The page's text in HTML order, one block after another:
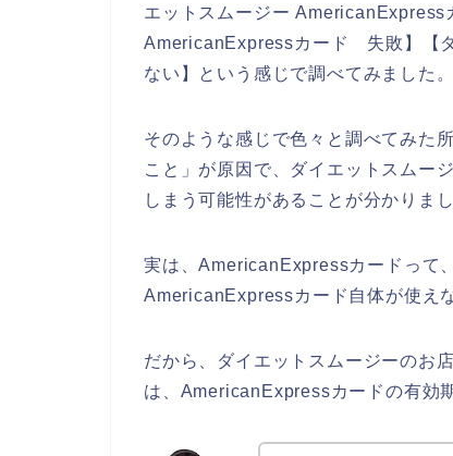
エットスムージー
AmericanExpressカード 失敗】【
ない】という感じで調べてみました。
そのような感じで色々と調べてみた
こと」が原因で、ダイエットスムー
しまう可能性があることが分かりまし
実は、AmericanExpressカードって
AmericanExpressカード自体が使え
だから、ダイエットスムージーのお
は、AmericanExpressカードの有効